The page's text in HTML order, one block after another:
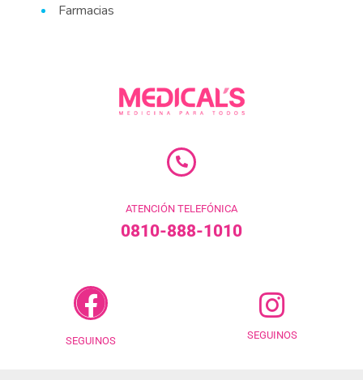
Farmacias
ATENCIÓN TELEFÓNICA
0810-888-1010
SEGUINOS SEGUINOS